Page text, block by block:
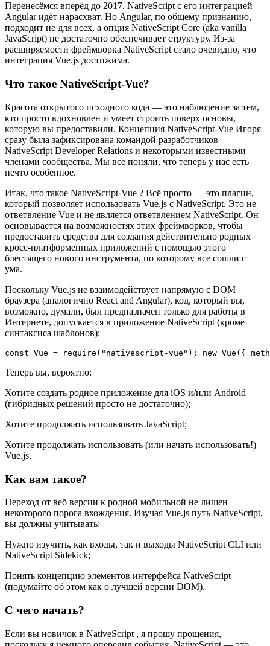
Перенесёмся вперёд до 2017. NativeScript с его интеграцией
Angular идёт нарасхват. Но Angular, по общему признанию,
подходит не для всех, а опция NativeScript Core (aka vanilla
JavaScript) не достаточно обеспечивает структуру. Из-за
расширяемости фреймворка NativeScript стало очевидно, что
интеграция Vue.js достижима.
Что такое NativeScript-Vue?
Красота открытого исходного кода — это наблюдение за тем,
кто просто вдохновлен и умеет строить поверх основы,
которую вы предоставили. Концепция NativeScript-Vue Игоря
сразу была зафиксирована командой разработчиков
NativeScript Developer Relations и некоторыми известными
членами сообщества. Мы все поняли, что теперь у нас есть
нечто особенное.
Итак, что такое NativeScript-Vue ? Всё просто — это плагин,
который позволяет использовать Vue.js с NativeScript. Это не
ответвление Vue и не является ответвлением NativeScript. Он
основывается на возможностях этих фреймворков, чтобы
предоставить средства для создания действительно родных
кросс-платформенных приложений с помощью этого
блестящего нового инструмента, по которому все сошли с
ума.
Поскольку Vue.js не взаимодействует напрямую с DOM
браузера (аналогично React and Angular), код, который вы,
возможно, думали, был предназначен только для работы в
Интернете, допускается в приложение NativeScript (кроме
синтаксиса шаблонов):
Теперь вы, вероятно:
Хотите создать родное приложение для iOS и/или Android
(гибридных решений просто не достаточно);
Хотите продолжать использовать JavaScript;
Хотите продолжать использовать (или начать использовать!)
Vue.js.
Как вам такое?
Переход от веб версии к родной мобильной не лишен
некоторого порога вхождения. Изучая Vue.js путь NativeScript,
вы должны учитывать:
Нужно изучить, как входы, так и выходы NativeScript CLI или
NativeScript Sidekick;
Понять концепцию элементов интерфейса NativeScript
(подумайте об этом как о лучшей версии DOM).
С чего начать?
Если вы новичок в NativeScript , я прошу прощения,